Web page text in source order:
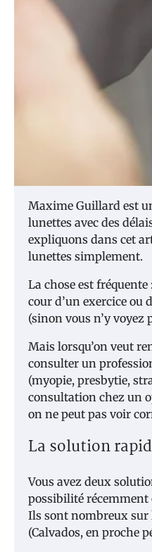
Maxime Guillard est
lunettes avec des
expliquons dans cet
lunettes simplement.
La chose est
cour d’un exercice ou
(sinon vous n’y voyez
Mais lorsqu’on veut
consulter un
(myopie, presbytie,
consultation chez un
on ne peut pas voir
La solution
Vous avez deux
possibilité récemment
Ils sont nombreux sur
(Calvados, en proche